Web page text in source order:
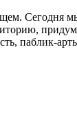
Сегодня